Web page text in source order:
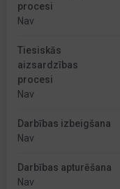
procesi
Nav
Tiesiskās
aizsardzības
procesi
Nav
Darbības izbeigšana
Nav
Darbības apturēšana
Nav